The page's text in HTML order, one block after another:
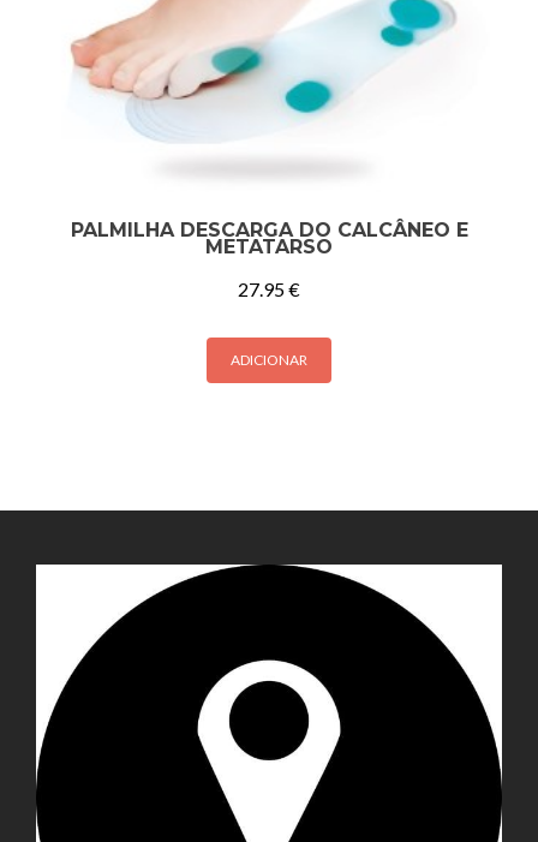
PALMILHA DESCARGA DO CALCÂNEO E
METATARSO
27.95€
ADICIONAR